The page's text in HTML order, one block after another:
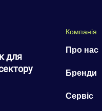
для
Компанія
Про нас
Бренди
Сервіс